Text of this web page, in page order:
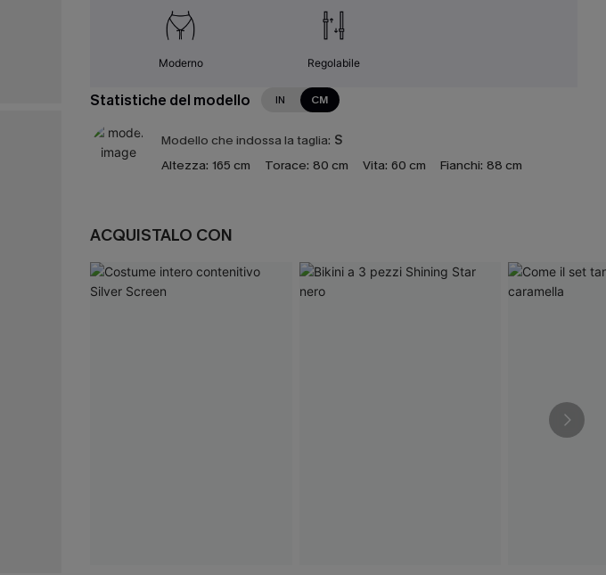
Moderno Regolabile
Statistiche del modello IN CM
Modello che indossa la taglia: S
Altezza: 165 cm Torace: 80 cm Vita: 60 cm Fianchi: 88 cm
ACQUISTALO CON